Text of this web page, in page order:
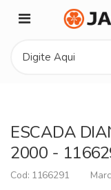
ESCADA
2000 -
1166291